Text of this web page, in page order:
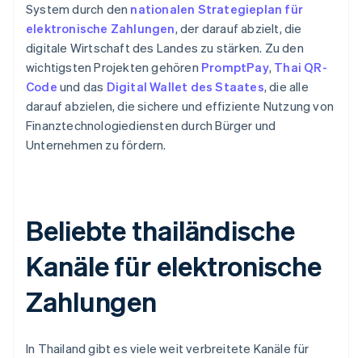
System durch den nationalen Strategieplan für
elektronische Zahlungen, der darauf abzielt, die
digitale Wirtschaft des Landes zu stärken. Zu den
wichtigsten Projekten gehören PromptPay, Thai QR-
Code und das Digital Wallet des Staates, die alle
darauf abzielen, die sichere und effiziente Nutzung von
Finanztechnologiediensten durch Bürger und
Unternehmen zu fördern.
Beliebte thailändische
Kanäle für elektronische
Zahlungen
In Thailand gibt es viele weit verbreitete Kanäle für